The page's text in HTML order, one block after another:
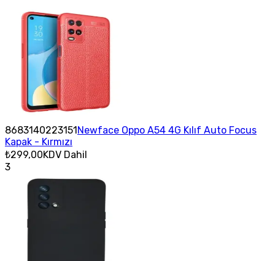
8683140223151Newface Oppo A54 4G Kılıf Auto Focus
Kapak - Kırmızı
₺299,00KDV Dahil
3